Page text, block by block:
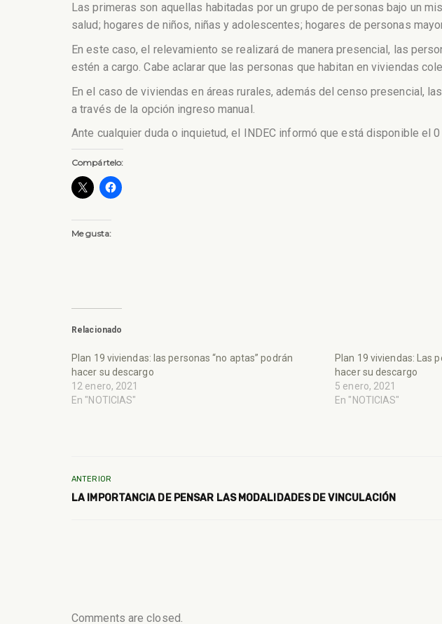
Las primeras son aquellas habitadas por un grupo de personas bajo un
salud; hogares de niños, niñas y adolescentes; hogares de personas
En este caso, el relevamiento se realizará de manera presencial, las
estén a cargo. Cabe aclarar que las personas que habitan en viviendas
En el caso de viviendas en áreas rurales, además del censo presencial,
a través de la opción ingreso manual.
Ante cualquier duda o inquietud, el INDEC informó que está disponible el
Compártelo:
Me gusta:
Relacionado
Plan 19 viviendas: las personas “no aptas” podrán
hacer su descargo
12 enero, 2021
En "NOTICIAS"
Plan 19 viviendas: Las
hacer su descargo
5 enero, 2021
En "NOTICIAS"
ANTERIOR
LA IMPORTANCIA DE PENSAR LAS MODALIDADES DE VINCULACIÓN
Comments are closed.